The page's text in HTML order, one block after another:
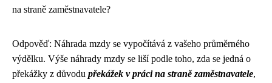
na straně zaměstnavatele?
Odpověď: Náhrada mzdy se vypočítává z vašeho průměrného
výdělku. Výše náhrady mzdy se liší podle toho, zda se jedná o
překážky z důvodu překážek v práci na straně zaměstnavatele,